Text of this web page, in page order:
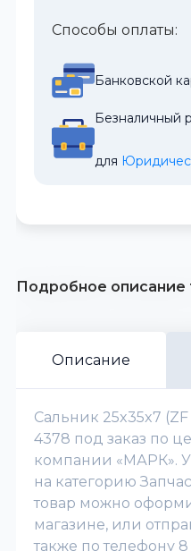
Способы оплаты:
Банковской
Безналичный
для
Подробное описание
Описание
Сальник 25x35x7
4378 под заказ по
компании «МАРК». У
на категорию
товар можно
магазине, или
также по телефону